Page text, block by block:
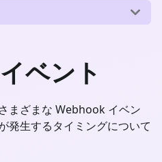
ベント
まざまな Webhook イベン
発生するタイミングについて